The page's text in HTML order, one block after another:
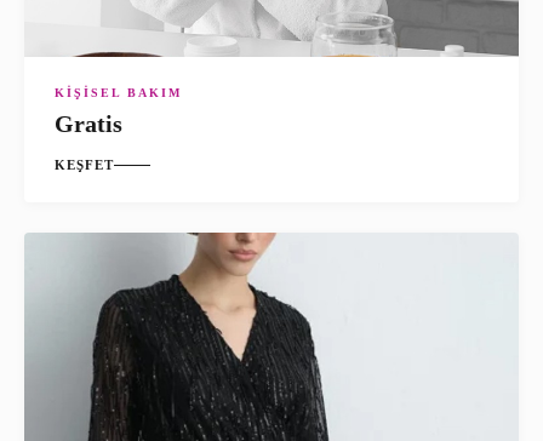
KIŞISEL BAKIM
Gratis
KEŞFET